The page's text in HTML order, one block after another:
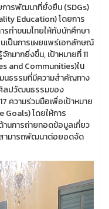
ารพัฒนาที่ยั่งยืน (SDGs)
Education) โดยการ
รทำขนมไทยให้กับนักศึกษา
เป็นการเผยแพร่เอกลักษณ์
กมากยิ่งขึ้น, เป้าหมายที่ 11
and Communities)ใน
นธรรมที่มีความสำคัญทาง
ลปวัฒนธรรมของ
ความร่วมมือเพื่อเป้าหมาย
โดยให้การ
านการถ่ายทอดข้อมูลเกี่ยว
ามารถพัฒนาต่อยอดจัด